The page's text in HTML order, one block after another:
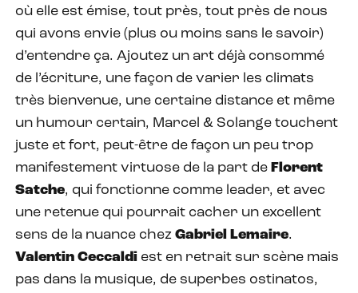
où elle est émise, tout près, tout près de nous
qui avons envie (plus ou moins sans le savoir)
d’entendre ça. Ajoutez un art déjà consommé
de l’écriture, une façon de varier les climats
très bienvenue, une certaine distance et même
un humour certain, Marcel & Solange touchent
juste et fort, peut-être de façon un peu trop
manifestement virtuose de la part de Florent
Satche, qui fonctionne comme leader, et avec
une retenue qui pourrait cacher un excellent
sens de la nuance chez Gabriel Lemaire.
Valentin Ceccaldi est en retrait sur scène mais
pas dans la musique, de superbes ostinatos,